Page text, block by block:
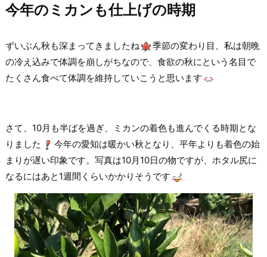
今年のミカンも仕上げの時期
ずいぶん秋も深まってきましたね
季節の変わり目、私は朝晩
の冷え込みで体調を崩しがちなので、食欲の秋にという名目で
たくさん食べて体調を維持していこうと思います
さて、10月も半ばを過ぎ、ミカンの着色も進んでくる時期とな
りました
今年の愛知は暖かい秋となり、平年よりも着色の始
まりが遅い印象です。写真は10月10日の物ですが、ホタル尻に
なるにはあと1週間くらいかかりそうです